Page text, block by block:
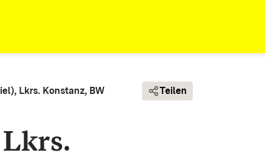
Lkrs. Konstanz, BW Teilen